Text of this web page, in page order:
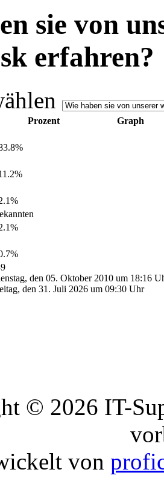
sie von
erfahren?
Prozent
Graph
den 05. Oktober 2010 um 18:16
den 31. Juli 2026 um 09:30 Uhr
© 2026 IT-
von